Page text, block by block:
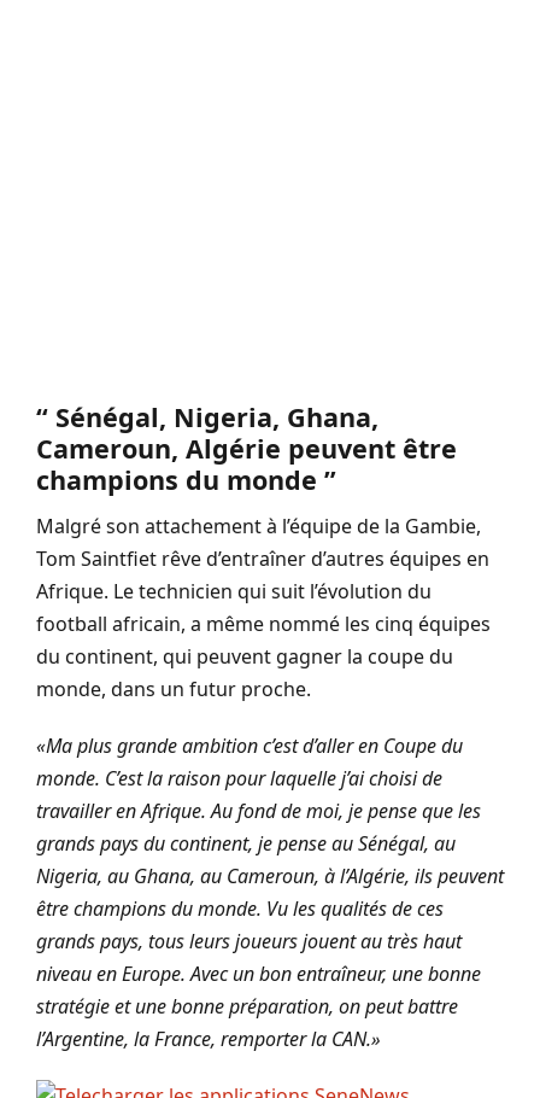
“ Sénégal, Nigeria, Ghana,
Cameroun, Algérie peuvent être
champions du monde ”
Malgré son attachement à l’équipe de la Gambie,
Tom Saintfiet rêve d’entraîner d’autres équipes en
Afrique. Le technicien qui suit l’évolution du
football africain, a même nommé les cinq équipes
du continent, qui peuvent gagner la coupe du
monde, dans un futur proche.
«Ma plus grande ambition c’est d’aller en Coupe du
monde. C’est la raison pour laquelle j’ai choisi de
travailler en Afrique. Au fond de moi, je pense que les
grands pays du continent, je pense au Sénégal, au
Nigeria, au Ghana, au Cameroun, à l’Algérie, ils peuvent
être champions du monde. Vu les qualités de ces
grands pays, tous leurs joueurs jouent au très haut
niveau en Europe. Avec un bon entraîneur, une bonne
stratégie et une bonne préparation, on peut battre
l’Argentine, la France, remporter la CAN.»